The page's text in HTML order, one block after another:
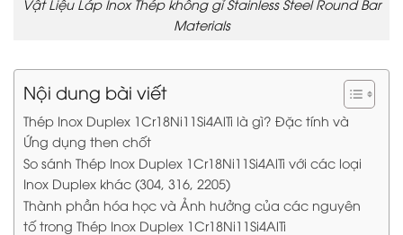
Vật Liệu Láp Inox Thép không gỉ Stainless Steel Round Bar
Materials
Nội dung bài viết
Thép Inox Duplex 1Cr18Ni11Si4AlTi là gì? Đặc tính và
Ứng dụng then chốt
So sánh Thép Inox Duplex 1Cr18Ni11Si4AlTi với các loại
Inox Duplex khác (304, 316, 2205)
Thành phần hóa học và Ảnh hưởng của các nguyên
tố trong Thép Inox Duplex 1Cr18Ni11Si4AlTi